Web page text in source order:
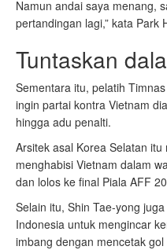
Namun andai saya menang,
pertandingan lagi,” kata Park
Tuntaskan
Sementara itu, pelatih
ingin partai kontra Vietnam
hingga adu penalti.
Arsitek asal Korea Selatan
menghabisi Vietnam dalam
dan lolos ke final Piala AFF
Selain itu, Shin Tae-yong
Indonesia untuk mengincar
imbang dengan mencetak